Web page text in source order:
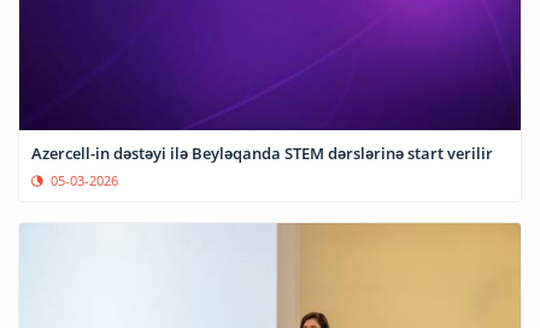
Azercell-in dəstəyi ilə Beyləqanda STEM dərslərinə start verilir
05-03-2026